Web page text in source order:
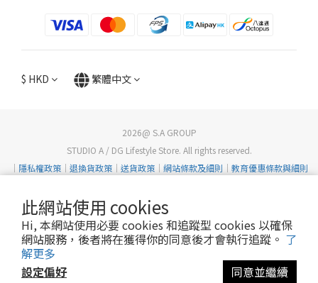
此網站使用 cookies
Hi, 本網站使用必要 cookies 和追蹤型 cookies 以確保
網站服務，後者將在獲得你的同意後才會執行追蹤。 了
解更多
設定偏好
同意並繼續
$ HKD 繁體中文
2026@ S.A GROUP
STUDIO A / DG Lifestyle Store. All rights reserved.
｜ 隱私權政策 ｜ 退換貨政策 ｜ 送貨政策 ｜ 網站條款及細則 ｜ 教育優惠條款與細則